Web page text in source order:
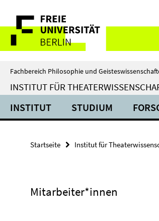
direkt
Inhalt
Service-
Navigation
Fachbereich Philosophie und
INSTITUT FÜR
INSTITUT STUDIUM
Startseite Institut für
Mitarbeiter*innen